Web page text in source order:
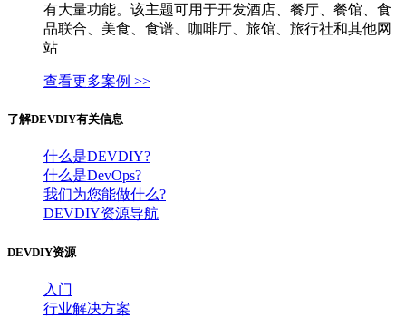
有大量功能。该主题可用于开发酒店、餐厅、餐馆、食
品联合、美食、食谱、咖啡厅、旅馆、旅行社和其他网
站
查看更多案例 >>
了解DEVDIY有关信息
什么是DEVDIY?
什么是DevOps?
我们为您能做什么?
DEVDIY资源导航
DEVDIY资源
入门
行业解决方案